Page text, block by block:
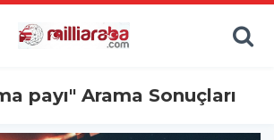
payı" Arama Sonuçları